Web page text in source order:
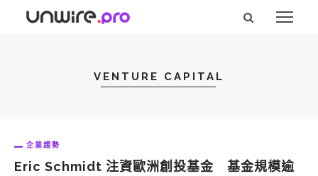
VENTURE CAPITAL
企業趨勢
Eric Schmidt 注資歐洲創投基金 基金規模逾